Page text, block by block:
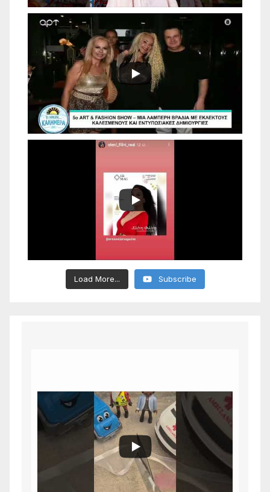
Load More... Subscribe